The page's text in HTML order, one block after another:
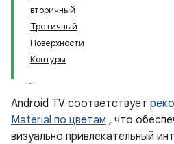
вторичный
Третичный
Поверхности
Контуры
Android TV соответствует
Material по цветам , что
визуально привлекательный